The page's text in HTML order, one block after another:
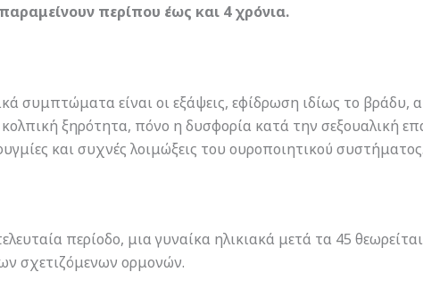
περίπου έως και 4 χρόνια.
συμπτώματα είναι οι εξάψεις, εφίδρωση ιδίως το βράδυ,
ξηρότητα, πόνο η δυσφορία κατά την σεξουαλική
και συχνές λοιμώξεις του ουροποιητικού συστήματος.
περίοδο, μια γυναίκα ηλικιακά μετά τα 45
σχετιζόμενων ορμονών.